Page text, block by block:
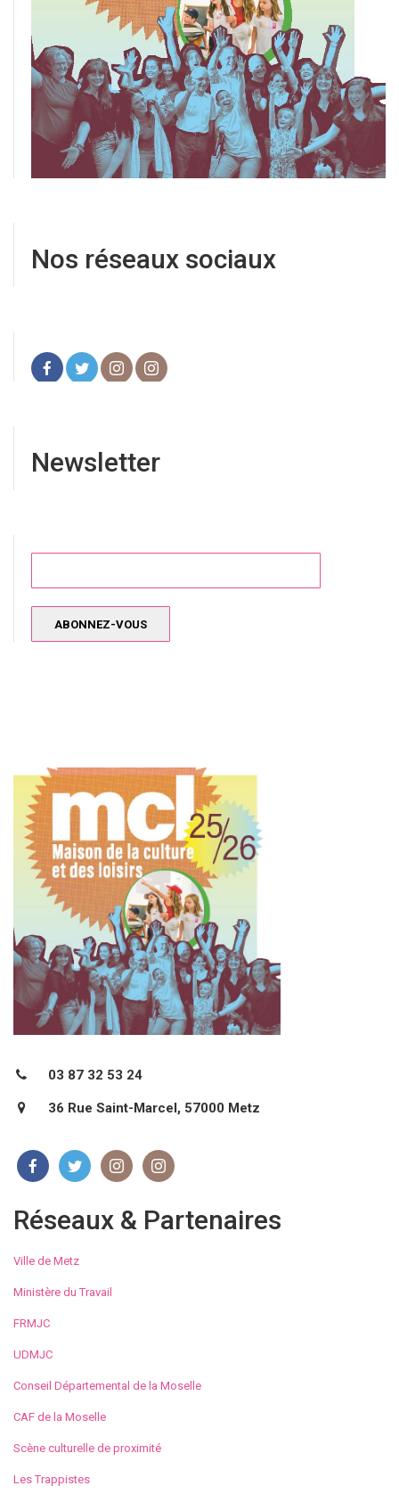
Nos réseaux sociaux
Newsletter
03 87 32 53 24
36 Rue Saint-Marcel, 57000 Metz
Réseaux & Partenaires
Ville de Metz
Ministère du Travail
FRMJC
UDMJC
Conseil Départemental de la Moselle
CAF de la Moselle
Scène culturelle de proximité
Les Trappistes